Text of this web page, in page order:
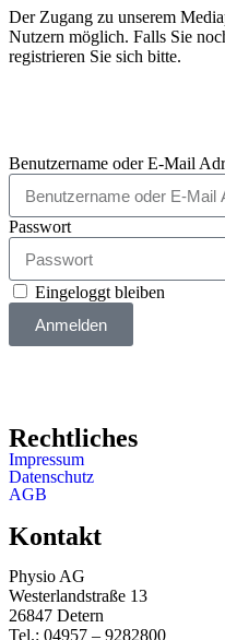
Der Zugang zu unserem
Nutzern möglich. Falls Sie
registrieren Sie sich bitte.
Benutzername oder E-Mail
Passwort
Eingeloggt bleiben
Anmelden
Rechtliches
Impressum
Datenschutz
AGB
Kontakt
Physio AG
Westerlandstraße 13
26847 Detern
Tel.: 04957 – 9282800